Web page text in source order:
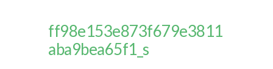
ff98e153e873f679e3811
aba9bea65f1_s